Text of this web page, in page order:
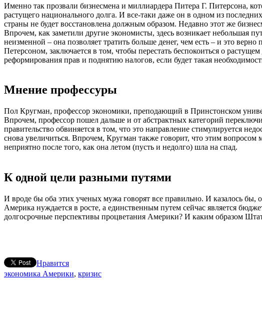
Именно так прозвали бизнесмена и миллиардера Питера Г. Питерсона,
растущего национального долга. И все-таки даже он в одном из
страны не будет восстановлена должным образом. Недавно этот же
Впрочем, как заметили другие экономисты, здесь возникает небольшая
неизменной – она позволяет тратить больше денег, чем есть – и это
Петерсоном, заключается в том, чтобы перестать беспокоиться о
реформирования прав и поднятию налогов, если будет такая
Мнение профессуры
Пол Кругман, профессор экономики, преподающий в Принстонском
Впрочем, профессор пошел дальше и от абстрактных категорий
правительство обвиняется в том, что это направление стимулируется
снова увеличиться. Впрочем, Кругман также говорит, что этим вопросом
неприятно после того, как она летом (пусть и недолго) шла на спад.
К одной цели разными путями
И вроде бы оба этих ученых мужа говорят все правильно. И казалось
Америка нуждается в росте, а единственным путем сейчас является
долгосрочные перспективы процветания Америки? И каким образом
Нравится
экономика Америки, кризис